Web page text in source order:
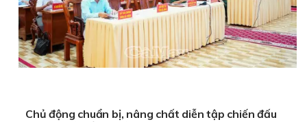
Chủ động chuẩn bị, nâng chất diễn tập chiến đấu